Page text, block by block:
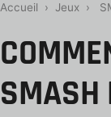
Accueil › Jeux ›
SMASH